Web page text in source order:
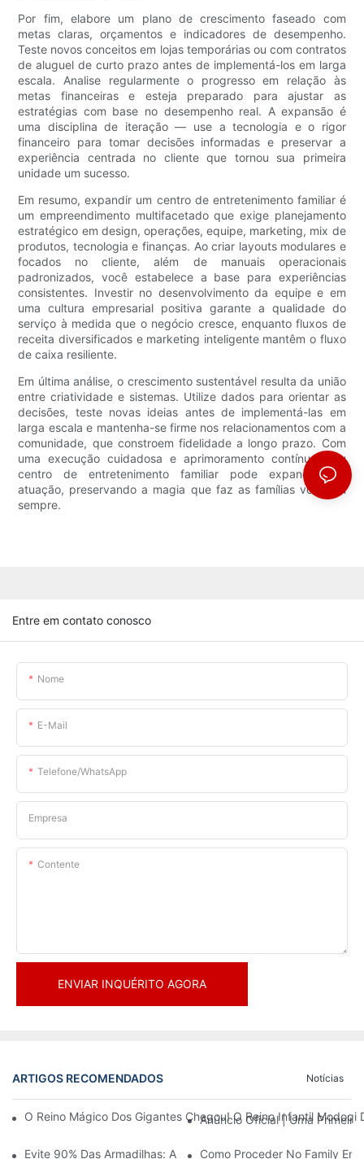
Por fim, elabore um plano de crescimento faseado com
metas claras, orçamentos e indicadores de desempenho.
Teste novos conceitos em lojas temporárias ou com contratos
de aluguel de curto prazo antes de implementá-los em larga
escala. Analise regularmente o progresso em relação às
metas financeiras e esteja preparado para ajustar as
estratégias com base no desempenho real. A expansão é
uma disciplina de iteração — use a tecnologia e o rigor
financeiro para tomar decisões informadas e preservar a
experiência centrada no cliente que tornou sua primeira
unidade um sucesso.
Em resumo, expandir um centro de entretenimento familiar é
um empreendimento multifacetado que exige planejamento
estratégico em design, operações, equipe, marketing, mix de
produtos, tecnologia e finanças. Ao criar layouts modulares e
focados no cliente, além de manuais operacionais
padronizados, você estabelece a base para experiências
consistentes. Investir no desenvolvimento da equipe e em
uma cultura empresarial positiva garante a qualidade do
serviço à medida que o negócio cresce, enquanto fluxos de
receita diversificados e marketing inteligente mantêm o fluxo
de caixa resiliente.
Em última análise, o crescimento sustentável resulta da união
entre criatividade e sistemas. Utilize dados para orientar as
decisões, teste novas ideias antes de implementá-las em
larga escala e mantenha-se firme nos relacionamentos com a
comunidade, que constroem fidelidade a longo prazo. Com
uma execução cuidadosa e aprimoramento contínuo, seu
centro de entretenimento familiar pode expandir sua
atuação, preservando a magia que faz as famílias voltarem
sempre.
Entre em contato conosco
Nome
E-Mail
Telefone/WhatsApp
Empresa
Contente
ENVIAR INQUÉRITO AGORA
ARTIGOS RECOMENDADOS Notícias
O Reino Mágico Dos Gigantes Chegou! O Reino Infantil
Anúncio Oficial | Uma
Evite 90% Das Armadilhas: Ao Investir Em Um Centro
Como Proceder No Family